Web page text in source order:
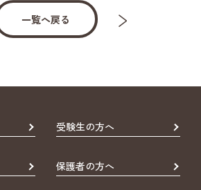
一覧へ戻る
受験生の方へ
保護者の方へ